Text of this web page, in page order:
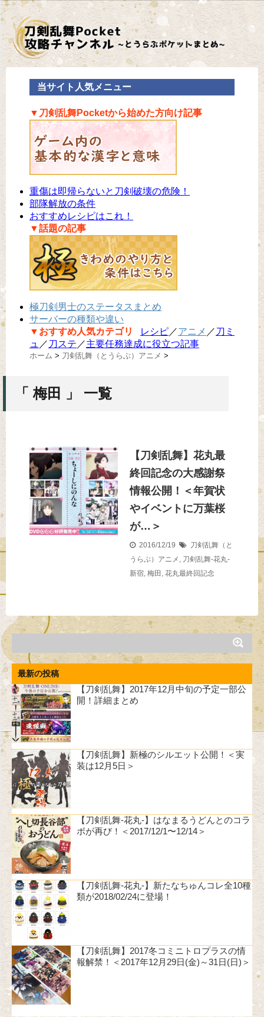
当サイト人気メニュー
▼刀剣乱舞Pocketから始めた方向け記事
重傷は即帰らないと刀剣破壊の危険！
部隊解放の条件
おすすめレシピはこれ！
▼話題の記事
極刀剣男士のステータスまとめ
サーバーの種類や違い
▼おすすめ人気カテゴリ
レシピ／アニメ ／ 刀ミ
ュ ／ 刀ステ ／主要任務達成に役立つ記事
ホーム > 刀剣乱舞（とうらぶ）アニメ >
「 梅田 」 一覧
【刀剣乱舞】花丸最
終回記念の大感謝祭
情報公開！＜年賀状
やイベントに万葉桜
が…＞
2016/12/19
刀剣乱舞（と
うらぶ）アニメ , 刀剣乱舞-花丸-
新宿, 梅田 , 花丸最終回記念
最新の投稿
【刀剣乱舞】2017年12月中旬の予定一部公
開！詳細まとめ
【刀剣乱舞】新極のシルエット公開！＜実
装は12月5日＞
【刀剣乱舞-花丸-】はなまるうどんとのコラ
ボが再び！＜2017/12/1〜12/14＞
【刀剣乱舞-花丸-】新たなちゅんコレ全10種
類が2018/02/24に登場！
【刀剣乱舞】2017冬コミニトロプラスの情
報解禁！＜2017年12月29日(金)～31日(日)＞